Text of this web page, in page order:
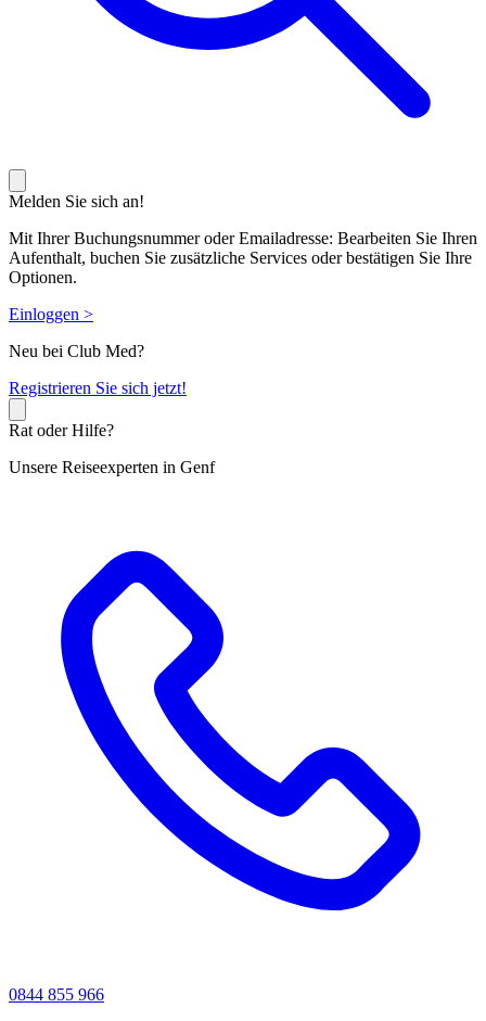
Melden Sie sich an!
Mit Ihrer Buchungsnummer oder Emailadresse: Bearbeiten Sie Ihren
Aufenthalt, buchen Sie zusätzliche Services oder bestätigen Sie Ihre
Optionen.
Einloggen >
Neu bei Club Med?
Registrieren Sie sich jetzt!
Rat oder Hilfe?
Unsere Reiseexperten in Genf
0844 855 966